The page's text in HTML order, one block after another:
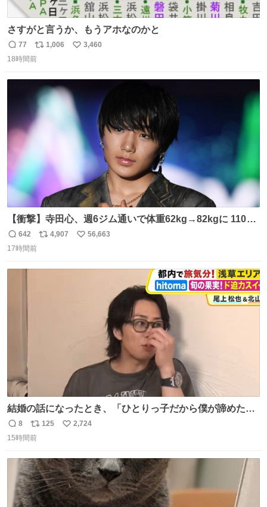
さすがと言うか、もうアホなのかと
返
信
77
リ
ポ
ト
数
1,006
い
3,460
18時間前
【衝撃】寺田心、週6ジム通いで体重62kg→82kgに 110kg
のベンチプレス持ち上げる姿披露
news.livedoor.com/article/detail… 元々自重のみだった
のためおにぎり10個、ゼリー飲料3～4本、パスタと毎日4
千kcalオーバーの食事を摂取し、増量したという。
返
信
642
リ
4,907
い
56,663
17時間前
結婚の話になったとき、「ひとりっ子だから僕が諦めた瞬
間に一族が潰える」「死ぬとき1人とか嫌」だから結婚願
望は"ある"って答えたものの、結局「（結婚は）向いてね
えて言葉を選んで、まるく収めてくれたんだなと思った
返
信
8
リ
ポ
ト
数
125
い
数
2,724
15時間前